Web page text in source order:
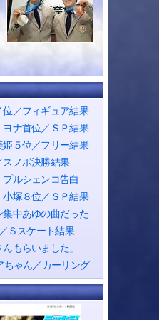
／フィギュア結果
ナ首位／ＳＰ結果
５位／フリー結果
スノボ決勝結果
ルシェンコ告白
塚８位／ＳＰ結果
中あゆの曲だった
Ｓスケート結果
もらいました」
ちゃん／カーリング